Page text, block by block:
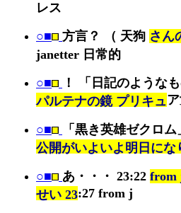
レス
○■ 方言？ （ 天狗 さん
janetter 日常的
○■ ！ 「日記のような
パルテナの鏡 プリキュ
○■ 「黒き英雄ゼクロム
公開がいよいよ明日にな
○■ あ・・・ 23:22 from
せい 23:27 from j